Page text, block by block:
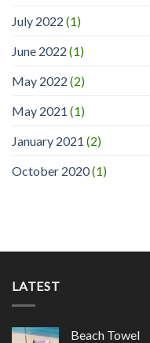
July 2022 (1)
June 2022 (1)
May 2022 (2)
May 2021 (1)
January 2021 (2)
October 2020(1)
LATEST
Beach Towel